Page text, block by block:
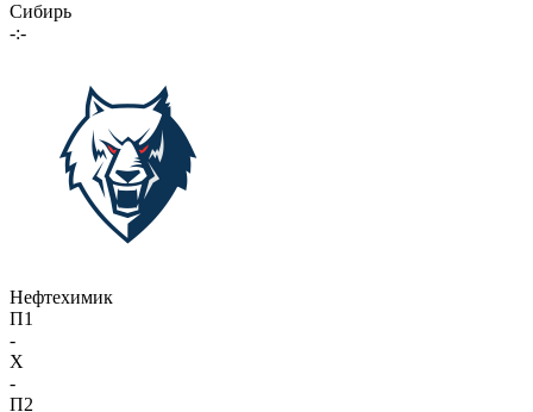
Сибирь
-:-
Нефтехимик
П1
-
X
-
П2